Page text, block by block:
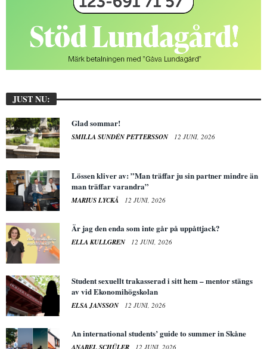
JUST NU:
Glad sommar!
SMILLA SUNDÉN PETTERSSON 12 JUNI, 2026
Lössen kliver av: ”Man träffar ju sin partner mindre än
man träffar varandra”
MARIUS LYCKÅ 12 JUNI, 2026
Är jag den enda som inte går på uppåttjack?
ELLA KULLGREN 12 JUNI, 2026
Student sexuellt trakasserad i sitt hem – mentor stängs
av vid Ekonomihögskolan
ELSA JANSSON 12 JUNI, 2026
An international students’ guide to summer in Skåne
12 JUNI, 2026